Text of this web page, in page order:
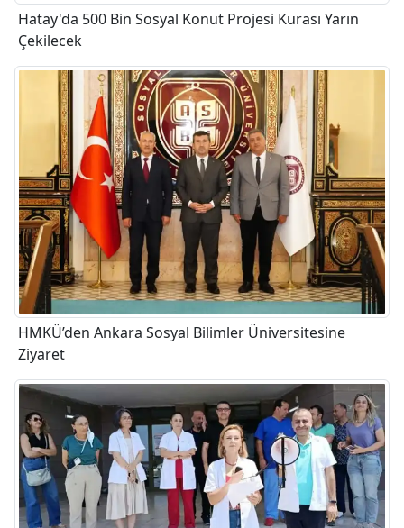
Hatay'da 500 Bin Sosyal Konut Projesi Kurası Yarın
Çekilecek
HMKÜ’den Ankara Sosyal Bilimler Üniversitesine
Ziyaret